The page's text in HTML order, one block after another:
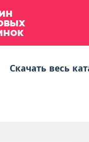
Скачать весь